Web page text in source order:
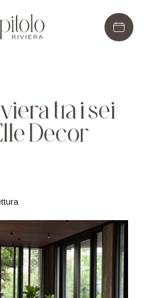
tra i sei
Decor